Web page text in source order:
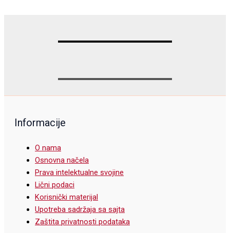
Informacije
O nama
Osnovna načela
Prava intelektualne svojine
Lični podaci
Korisnički materijal
Upotreba sadržaja sa sajta
Zaštita privatnosti podataka